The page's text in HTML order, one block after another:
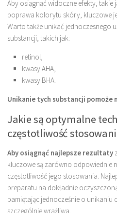
Aby osiągnąć widoczne efekty, takie
poprawa kolorytu skóry, kluczowe
Warto także unikać jednoczesnego
substancji, takich jak:
retinol,
kwasy AHA,
kwasy BHA.
Unikanie tych substancji pomoże
Jakie są optymalne
częstotliwość
Aby osiągnąć najlepsze rezultaty
kluczowe są zarówno odpowiednie
częstotliwość jego stosowania.
preparatu na dokładnie
pamiętając jednocześnie o unikaniu
szczególnie wrażliwa.